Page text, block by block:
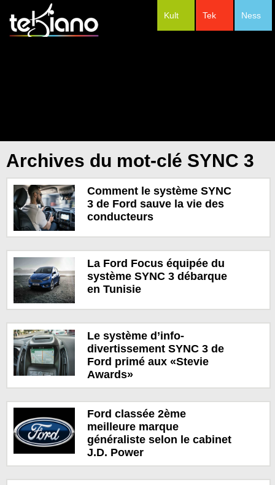
Ness
Tek
Kult
Archives du mot-clé SYNC 3
Comment le système SYNC
3 de Ford sauve la vie des
conducteurs
La Ford Focus équipée du
système SYNC 3 débarque
en Tunisie
Le système d’info-
divertissement SYNC 3 de
Ford primé aux «Stevie
Awards»
Ford classée 2ème
meilleure marque
généraliste selon le cabinet
J.D. Power